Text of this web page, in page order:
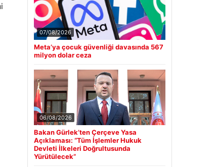
07/08/2026
Meta’ya çocuk güvenliği davasında 567
milyon dolar ceza
06/08/2026
Bakan Gürlek’ten Çerçeve Yasa
Açıklaması: “Tüm İşlemler Hukuk
Devleti İlkeleri Doğrultusunda
Yürütülecek”